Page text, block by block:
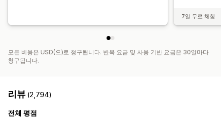
7일 무료 체험
모든 비용은 USD(으)로 청구됩니다. 반복 요금 및 사용 기반 요금은 30일마다
청구됩니다.
리뷰 (2,794)
전체 평점